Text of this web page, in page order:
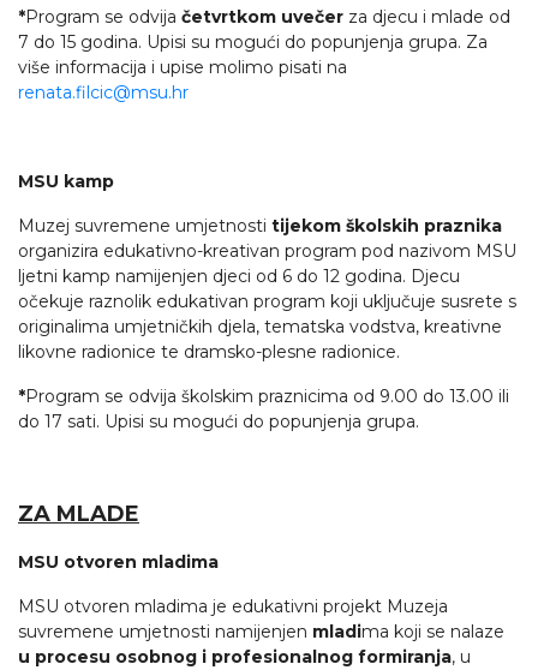
*Program se odvija četvrtkom uvečer za djecu i mlade od
7 do 15 godina. Upisi su mogući do popunjenja grupa. Za
više informacija i upise molimo pisati na
renata.filcic@msu.hr
MSU kamp
Muzej suvremene umjetnosti tijekom školskih praznika
organizira edukativno-kreativan program pod nazivom MSU
ljetni kamp namijenjen djeci od 6 do 12 godina. Djecu
očekuje raznolik edukativan program koji uključuje susrete s
originalima umjetničkih djela, tematska vodstva, kreativne
likovne radionice te dramsko-plesne radionice.
*Program se odvija školskim praznicima od 9.00 do 13.00 ili
do 17 sati. Upisi su mogući do popunjenja grupa.
ZA MLADE
MSU otvoren mladima
MSU otvoren mladima je edukativni projekt Muzeja
suvremene umjetnosti namijenjen mladima koji se nalaze
u procesu osobnog i profesionalnog formiranja, u